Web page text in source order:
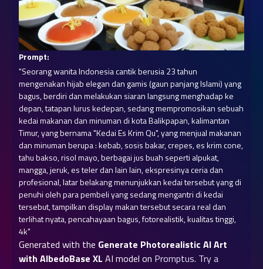
Prompt:
"Seorang wanita Indonesia cantik berusia 23 tahun
mengenakan hijab elegan dan gamis (gaun panjang Islami) yang
bagus, berdiri dan melakukan siaran langsung menghadap ke
depan, tatapan lurus kedepan, sedang mempromosikan sebuah
kedai makanan dan minuman di kota Balikpapan, kalimantan
Timur, yang bernama "Kedai Es Krim Qu", yang menjual makanan
dan minuman berupa : kebab, sosis bakar, crepes, es krim cone,
tahu bakso, risol mayo, berbagai jus buah seperti alpukat,
mangga, jeruk, es teler dan lain lain, ekspresinya ceria dan
profesional, latar belakang menunjukkan kedai tersebut yang di
penuhi oleh para pembeli yang sedang mengantri di kedai
tersebut, tampilkan display makan tersebut secara real dan
terlihat nyata, pencahayaan bagus, fotorealistik, kualitas tinggi,
4k"
Generated with the Generate Photorealistic AI Art
with AlbedoBase XL AI model on Promptus. Try a